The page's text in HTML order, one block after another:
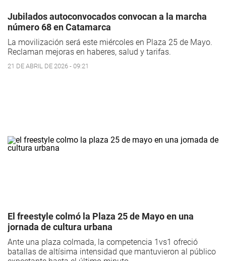
Jubilados autoconvocados convocan a la marcha
número 68 en Catamarca
La movilización será este miércoles en Plaza 25 de Mayo.
Reclaman mejoras en haberes, salud y tarifas.
21 DE ABRIL DE 2026 - 09:21
El freestyle colmó la Plaza 25 de Mayo en una
jornada de cultura urbana
Ante una plaza colmada, la competencia 1vs1 ofreció
batallas de altísima intensidad que mantuvieron al público